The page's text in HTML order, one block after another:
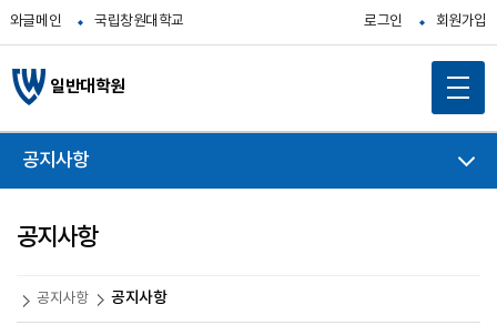
와글메인 국립창원대학교 로그인 회원가입
일반대학원
공지사항
공지사항
공지사항 공지사항